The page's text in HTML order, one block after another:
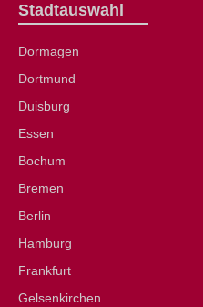
Stadtauswahl
Dormagen
Dortmund
Duisburg
Essen
Bochum
Bremen
Berlin
Hamburg
Frankfurt
Gelsenkirchen